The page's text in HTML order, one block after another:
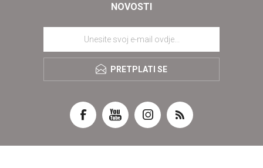
NOVOSTI
PRETPLATI SE